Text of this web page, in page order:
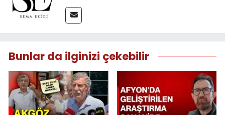
Bunlar da ilginizi çekebilir